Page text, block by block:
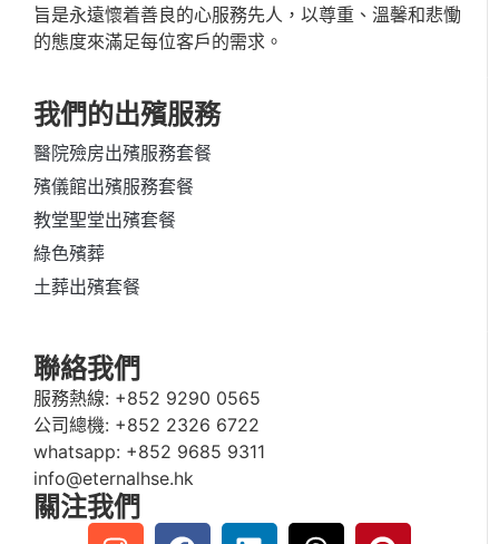
旨是永遠懷着善良的心服務先人，以尊重、溫馨和悲慟
的態度來滿足每位客戶的需求。
我們的出殯服務
醫院殮房出殯服務套餐
殯儀館出殯服務套餐
教堂聖堂出殯套餐
綠色殯葬
土葬出殯套餐
聯絡我們
服務熱線: +852 9290 0565
公司總機: +852 2326 6722
whatsapp: +852 9685 9311
info@eternalhse.hk
關注我們